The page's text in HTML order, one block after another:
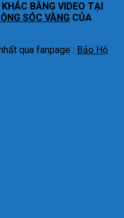
BẰNG VIDEO TẠI
SÓC VÀNG CỦA
qua fanpage : Bảo Hộ